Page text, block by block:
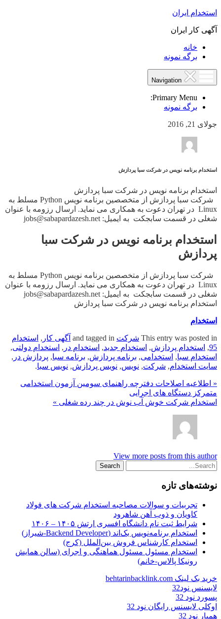
استخدام ایران
آگهی کار ایران
خانه
برگه نمونه
Primary Menu:
برگه نمونه
جولای 21, 2016
استخدام برنامه نویس در شرکت سبا پردازش
استخدام برنامه نویس در شرکت سبا پردازش
شرکت سبا پردازش از متخصصین برنامه نویس Python مسلط به
Linux در تهران دعوت به همکاری می نماید. ارسال رزومه با عنوان
شغلی در قسمت سابجکت به ایمیل: jobs@sabapardazesh.net
استخدام برنامه نویس در شرکت سبا
پردازش
شرکت سبا پردازش از متخصصین برنامه نویس Python مسلط به
Linux در تهران دعوت به همکاری می نماید. ارسال رزومه با عنوان
شغلی در قسمت سابجکت به ایمیل: jobs@sabapardazesh.net
استخدام برنامه نویس در شرکت سبا پردازش
استخدام
This entry was posted in شرکت آگهی کار , استخدام
95
, استخدام پردازش, استخدام جدید, استخدام در , استخدام دولتی,
استخدام سبا, استخدامی, برنامه پردازش, برنامه سبا, پردازش در ,
سایت استخدام, شرکت, نویس, نویس پردازش, نویس سبا.
« اطلاعیه اصلاحات دفترچه راهنمای سومین آزمون استخدامی
متمرکز دستگاه های اجرایی
استخدام شرکت خوش آب نوش در چند رده شغلی »
View more posts from this author
نوشته‌های تازه
تجربیات و سوالات مصاحبه استخدام شرکت های فولاد
کاویان و ذوب آهن شاهرود
شرایط ثبت نام دانشگاه افسری ارتش ۱۴۰۵ – ۱۴۰۶
استخدام برنامه‌نویس بک‌اند (Backend Developer-شیراز)
استخدام کارشناس فروش بین‌الملل (کرج)
استخدام مسئول مسئول هماهنگی و اجرای (سالن همایش
رونیکا پالاس-خانم)
خرید بک لینک behtarinbacklink.com
لایسنس نود32
پسورد نود 32
اوکلی لایسنس رایگان نود 32
همیار نود 32